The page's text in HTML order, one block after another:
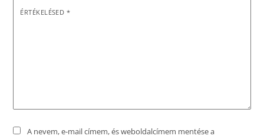
ÉRTÉKELÉSED *
A nevem, e-mail címem, és weboldalcímem mentése a